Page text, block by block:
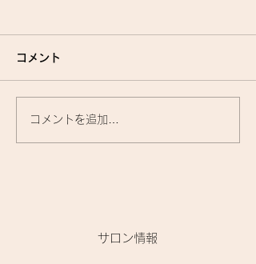
『洗いながさないトリー
コメント
コメントを追加…
​サロン情報